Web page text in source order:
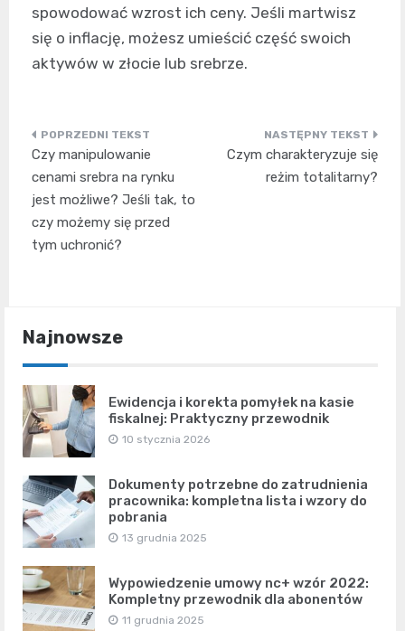
spowodować wzrost ich ceny. Jeśli martwisz
się o inflację, możesz umieścić część swoich
aktywów w złocie lub srebrze.
Nawigacja
wpisu
Czy manipulowanie
cenami srebra na rynku
jest możliwe? Jeśli tak, to
czy możemy się przed
tym uchronić?
Czym charakteryzuje się
reżim totalitarny?
Najnowsze
Ewidencja i korekta pomyłek na kasie
fiskalnej: Praktyczny przewodnik
10 stycznia 2026
Dokumenty potrzebne do zatrudnienia
pracownika: kompletna lista i wzory do
pobrania
13 grudnia 2025
Wypowiedzenie umowy nc+ wzór 2022:
Kompletny przewodnik dla abonentów
11 grudnia 2025